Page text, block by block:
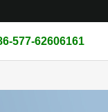
577-62606161